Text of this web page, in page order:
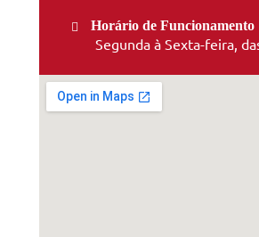
Horário de Funcionamento
Segunda à Sexta-feira,